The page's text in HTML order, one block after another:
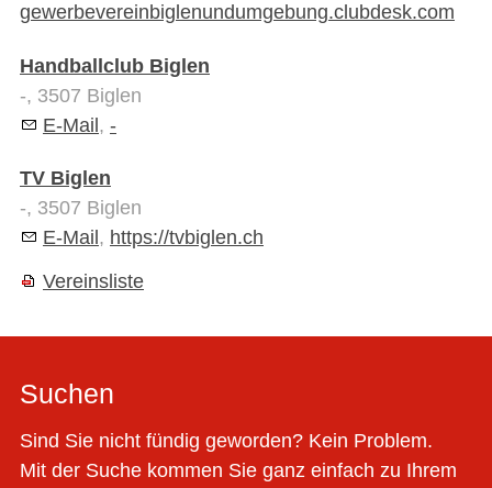
gewerbevereinbiglenundumgebung.clubdesk.com
Handballclub Biglen
-, 3507 Biglen
E-Mail, -
TV Biglen
-, 3507 Biglen
E-Mail , https://tvbiglen.ch
Vereinsliste
Suchen
Sind Sie nicht fündig geworden? Kein Problem.
Mit der Suche kommen Sie ganz einfach zu Ihrem